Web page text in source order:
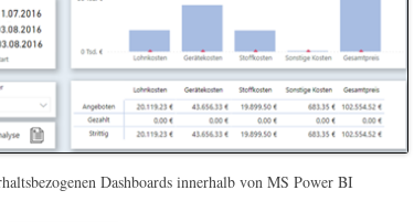
Dashboards innerhalb von MS Power BI